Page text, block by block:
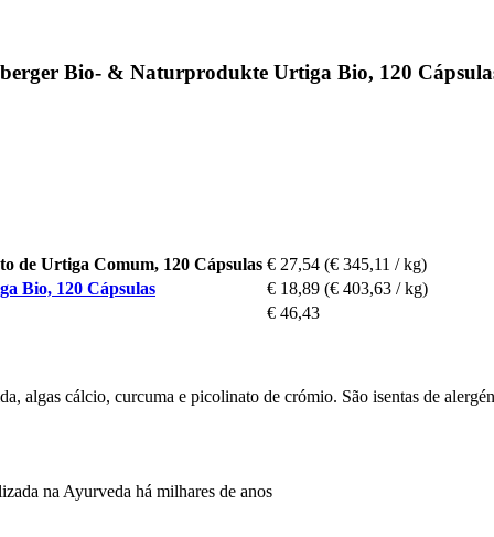
Bio- & Naturprodukte Urtiga Bio, 120
de Urtiga Comum, 120 Cápsulas € 27,54 (€ 345,11 / kg)
Bio, 120 Cápsulas
€ 18,89 (€ 403,63 / kg)
€ 46,43
algas cálcio, curcuma e picolinato de crómio. São isentas de
na Ayurveda há milhares de anos